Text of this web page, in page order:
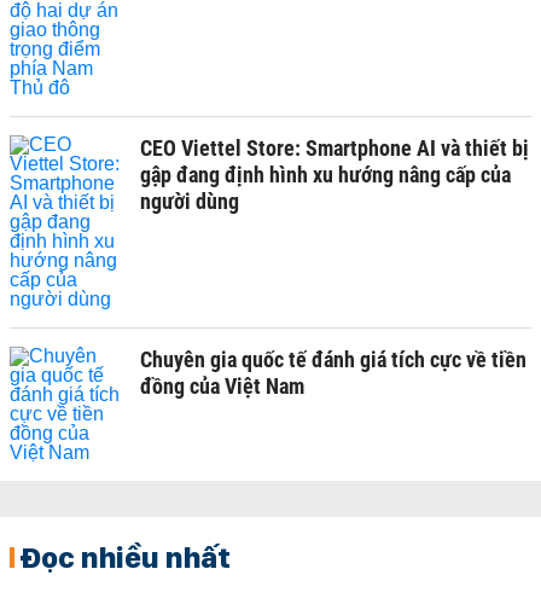
CEO Viettel Store: Smartphone AI và thiết bị
gập đang định hình xu hướng nâng cấp của
người dùng
Chuyên gia quốc tế đánh giá tích cực về tiền
đồng của Việt Nam
Đọc nhiều nhất